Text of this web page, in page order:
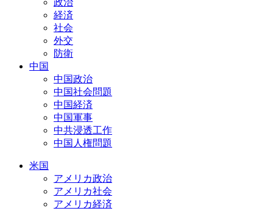
政治
経済
社会
外交
防衛
中国
中国政治
中国社会問題
中国経済
中国軍事
中共浸透工作
中国人権問題
米国
アメリカ政治
アメリカ社会
アメリカ経済